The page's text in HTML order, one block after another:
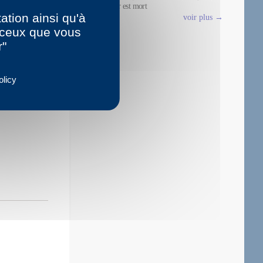
traducteur est mort
voir plus →
ainsi qu'à
que vous